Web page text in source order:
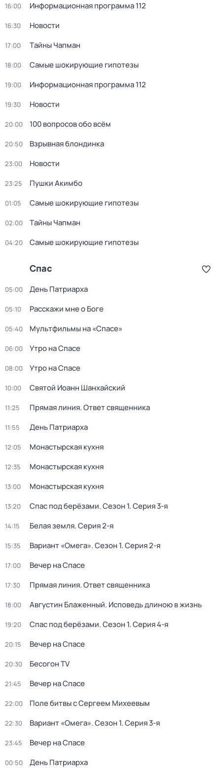
16:00 Информационная программа 112
16:30 Новости
17:00 Тaйны Чапман
18:00 Самые шoкиpующие гипотезы
19:00 Информационная программа 112
19:30 Новости
20:00 100 вопросов обо всём
20:50 Взрывная блондинка
23:00 Новости
23:25 Пушки Акимбо
01:05 Самые шoкиpующие гипотезы
02:00 Тaйны Чапман
04:20 Самые шoкиpующие гипотезы
Спас
05:00 День Патриарха
05:10 Расскажи мне о Боге
05:40 Мультфильмы на «Спасе»
06:00 Утро на Спасе
08:00 Утро на Спасе
10:00 Святой Иоанн Шанхайский
11:25 Прямая линия. Ответ священника
11:55 День Патриарха
12:05 Монастырская кухня
12:35 Монастырская кухня
13:00 Монастырская кухня
13:20 Спас под берёзами. Сезон 1. Серия 3-я
14:15 Белая земля. Серия 2-я
15:35 Вариант «Омега». Сезон 1. Серия 2-я
17:00 Вечер на Спасе
17:30 Прямая линия. Ответ священника
18:00 Августин Блаженный. Исповедь длиною в жизнь
19:20 Спас под берёзами. Сезон 1. Серия 4-я
20:15 Вечер на Спасе
20:30 Бесогон TV
21:45 Вечер на Спасе
22:00 Поле битвы с Сергеем Михеевым
22:30 Вариант «Омега». Сезон 1. Серия 3-я
23:45 Вечер на Спасе
00:50 День Патриарха